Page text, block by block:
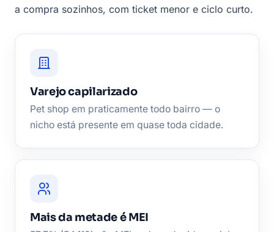
a compra sozinhos, com ticket menor e ciclo curto.
Varejo capilarizado
Pet shop em praticamente todo bairro — o
nicho está presente em quase toda cidade.
Mais da metade é MEI